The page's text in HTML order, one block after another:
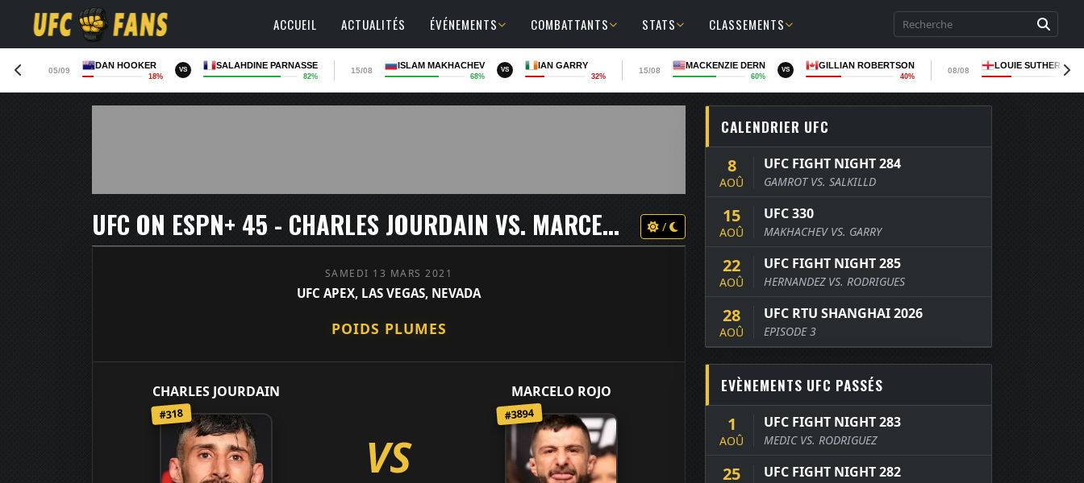
ACCUEIL ACTUALITÉS ÉVÉNEMENTS COMBATTANTS STATS CLASSEMENTS
05/09
DAN HOOKER
18%
VS SALAHDINE PARNASSE
82%
15/08
ISLAM MAKHACHEV
68%
VS IAN GARRY
32%
15/08
MACKENZIE DERN
60%
VS GILLIAN ROBERTSON
40%
08/08
LOUIE
UFC ON ESPN+ 45 - CHARLES JOURDAIN VS. MARCELO ROJO /
SAMEDI 13 MARS 2021
UFC APEX, LAS VEGAS, NEVADA
POIDS PLUMES
CHARLES JOURDAIN
#318
VS
MARCELO ROJO
#3894
CALENDRIER UFC
8
AOÛ
UFC FIGHT NIGHT 284
GAMROT VS. SALKILLD
15
AOÛ
UFC 330
MAKHACHEV VS. GARRY
22
AOÛ
UFC FIGHT NIGHT 285
HERNANDEZ VS. RODRIGUES
28
AOÛ
UFC RTU SHANGHAI 2026
EPISODE 3
EVÈNEMENTS UFC PASSÉS
1
AOÛ
UFC FIGHT NIGHT 283
MEDIC VS. RODRIGUEZ
25 UFC FIGHT NIGHT 282